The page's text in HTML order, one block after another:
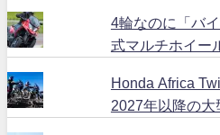
4輪なのに「バ
式マルチホイー
Honda Africa
2027年以降の大